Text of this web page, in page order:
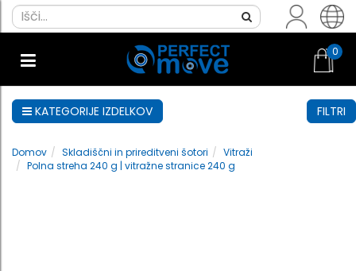
0
KATEGORIJE IZDELKOV FILTRI
Domov Skladiščni in prireditveni šotori
Vitraži
Polna streha 240 g | vitražne stranice 240 g